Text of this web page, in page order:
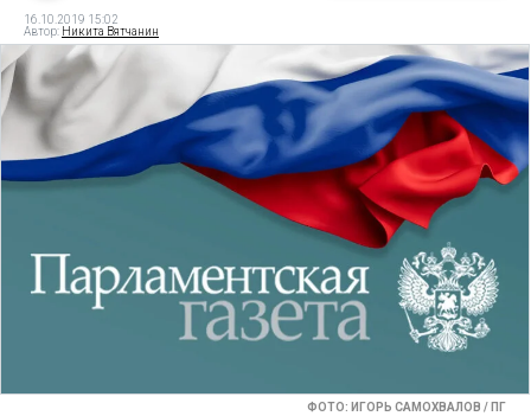
16.10.2019 15:02
Автор: Никита Вятчанин
ФОТО: ИГОРЬ САМОХВАЛОВ / ПГ